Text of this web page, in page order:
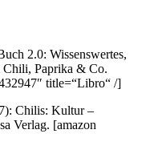
2.0: Wissenswertes,
Chili, Paprika & Co.
title=“Libro“ /]
Chilis: Kultur –
Verlag. [amazon